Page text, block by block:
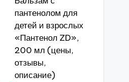
пантенолом для
детей и взрослых
«Пантенол ZD»,
200 мл (цены,
отзывы,
описание)